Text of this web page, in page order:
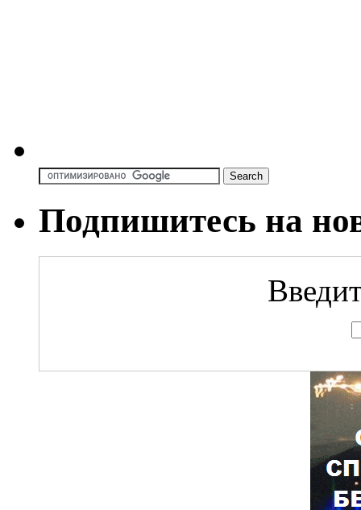
Подпишитесь на